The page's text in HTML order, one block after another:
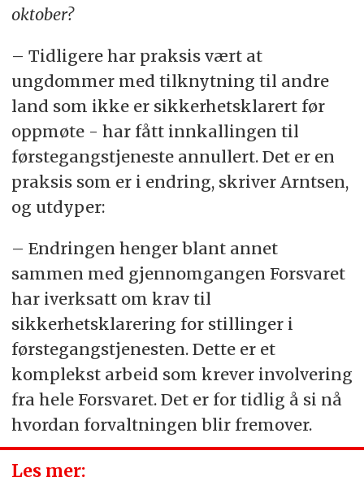
oktober?
– Tidligere har praksis vært at
ungdommer med tilknytning til andre
land som ikke er sikkerhetsklarert før
oppmøte - har fått innkallingen til
førstegangstjeneste annullert. Det er en
praksis som er i endring, skriver Arntsen,
og utdyper:
– Endringen henger blant annet
sammen med gjennomgangen Forsvaret
har iverksatt om krav til
sikkerhetsklarering for stillinger i
førstegangstjenesten. Dette er et
komplekst arbeid som krever involvering
fra hele Forsvaret. Det er for tidlig å si nå
hvordan forvaltningen blir fremover.
Les mer: